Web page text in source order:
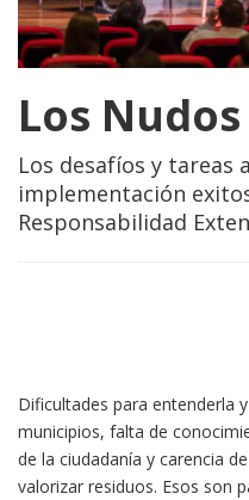
Los Nudos
Los desafíos y tareas
implementación
Responsabilidad
Dificultades para entenderla
municipios, falta de
de la ciudadanía y carencia
valorizar residuos. Esos son